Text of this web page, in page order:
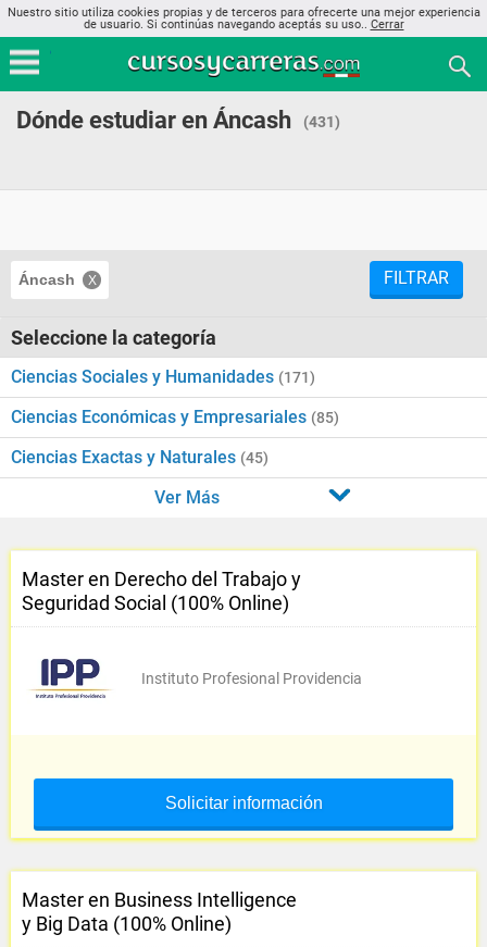
Nuestro sitio utiliza cookies propias y de terceros para ofrecerte una mejor experiencia
de usuario. Si continúas navegando aceptás su uso.. Cerrar
Dónde estudiar en Áncash (431)
Áncash FILTRAR
Seleccione la categoría
Ciencias Sociales y Humanidades (171)
Ciencias Económicas y Empresariales (85)
Ciencias Exactas y Naturales (45)
Ver Más
Master en Derecho del Trabajo y
Seguridad Social (100% Online)
Instituto Profesional Providencia
Solicitar información
Master en Business Intelligence
y Big Data (100% Online)